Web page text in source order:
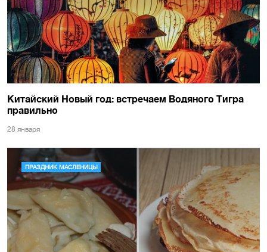
Китайский Новый год: встречаем Водяного Тигра
правильно
28 января
ПРАЗДНИК МАСЛЕНИЦЫ